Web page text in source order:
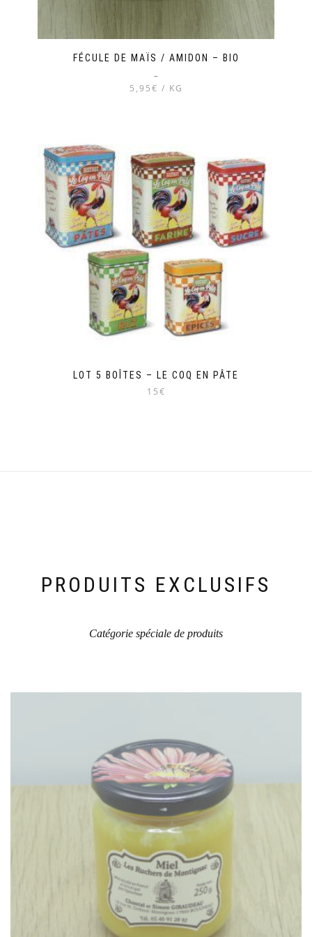
FÉCULE DE MAÏS / AMIDON – BIO
–
5,95€ / KG
plusieurs
variations.
Les
options
peuvent
être
choisies
sur
page
produit
LOT 5 BOÎTES – LE COQ EN PÂTE
15€
PRODUITS EXCLUSIFS
Catégorie spéciale de produits